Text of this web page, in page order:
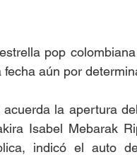
pop
fecha aún por
acuerda la apertura
Isabel Mebarak
indicó el auto